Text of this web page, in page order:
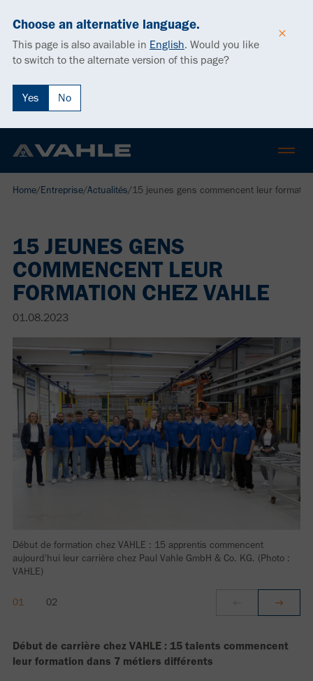
Choose an alternative language.
This page is also available in English. Would you like
to switch to the alternate version of this page?
Yes No
Home/Entreprise/Actualités/15 jeunes gens commencent leur
15 JEUNES GENS
COMMENCENT LEUR
FORMATION CHEZ VAHLE
01.08.2023
Début de formation chez VAHLE : 15 apprentis commencent
aujourd'hui leur carrière chez Paul Vahle GmbH & Co. KG. (Photo :
VAHLE)
Début de carrière chez VAHLE : 15 talents commencent
leur formation dans 7 métiers différents